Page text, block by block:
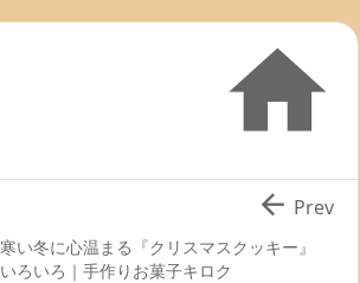

寒い冬に心温まる『クリスマスクッキー』
いろいろ｜手作りお菓子キロク
 Prev